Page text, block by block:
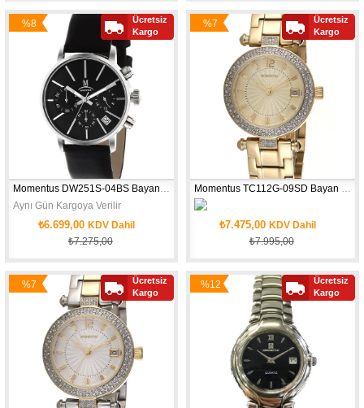
Momentus DW251S-04BS Bayan Kol Saati
Aynı Gün Kargoya Verilir
₺6.699,00 KDV Dahil
₺7.275,00
%8
Ücretsiz
Kargo
Momentus TC112G-09SD Bayan Kol Saati
Aynı gün kargoya verilir
₺7.475,00 KDV Dahil
₺7.995,00
%7
Ücretsiz
Kargo
%7
Ücretsiz
Kargo
%12
Ücretsiz
Kargo